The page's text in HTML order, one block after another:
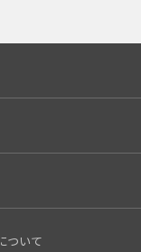
ついて